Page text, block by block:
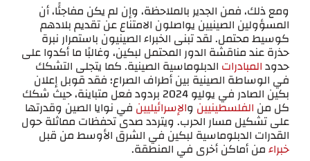
ومع ذلك، فمن الجدير بالملاحظة، وإن لم يكن مفاجئًا، أن
المسؤولين الصينيين يواصلون الامتناع عن تقديم بلادهم
كوسيط محتمل. لقد تبنى الخبراء الصينيون باستمرار نبرة
حذرة عند مناقشة الدور المحتمل لبكين، وغالبًا ما أكدوا على
حدودالمبادرات الدبلوماسية الصينية. كما يتجلى التشكك
في الوساطة الصينية بين أطراف الصراع؛ فقد قوبل إعلان
بكين الصادر في يوليو 2024 بردود فعل متباينة، حيث شكك
كل من الفلسطينيين والإسرائيليين في نوايا الصين وقدرتها
على تشكيل مسار الحرب. ويتردد صدى تحفظات مماثلة حول
القدرات الدبلوماسية لبكين في الشرق الأوسط من قبل
خبراءمن أماكن أخرى في المنطقة.